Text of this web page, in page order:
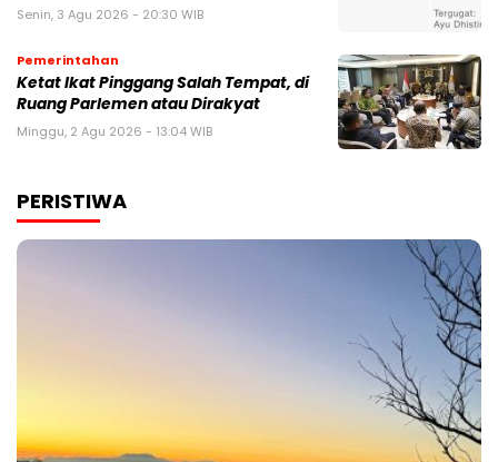
Senin, 3 Agu 2026 - 20:30 WIB
Pemerintahan
Ketat Ikat Pinggang Salah Tempat, di
Ruang Parlemen atau Dirakyat
Minggu, 2 Agu 2026 - 13:04 WIB
PERISTIWA